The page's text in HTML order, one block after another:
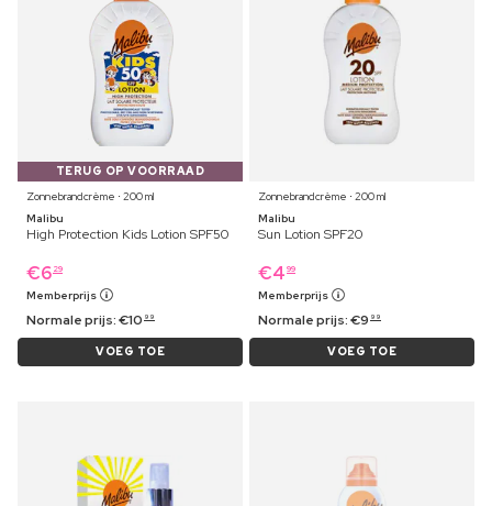
TERUG OP VOORRAAD
Zonnebrandcrème ⋅ 200 ml
Malibu
High Protection Kids Lotion SPF50
€6 29
Memberprijs
Normale prijs:€10 99
VOEG TOE
Zonnebrandcrème ⋅ 200 ml
Malibu
Sun Lotion SPF20
€4 99
Memberprijs
Normale prijs:€9 99
VOEG TOE